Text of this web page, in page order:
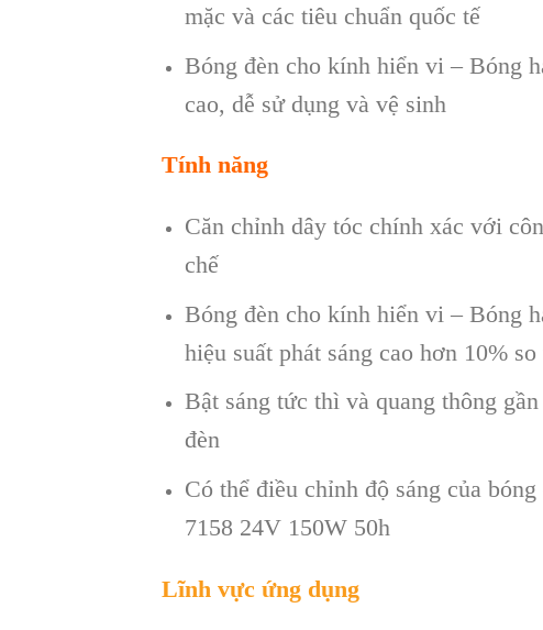
mặc và các tiêu chuẩn quốc tế
Bóng đèn cho kính hiển vi – Bóng
cao, dễ sử dụng và vệ sinh
Tính năng
Căn chỉnh dây tóc chính xác với
chế
Bóng đèn cho kính hiển vi – Bóng
hiệu suất phát sáng cao hơn 10%
Bật sáng tức thì và quang thông
đèn
Có thể điều chỉnh độ sáng của
7158 24V 150W 50h
Lĩnh vực ứng dụng